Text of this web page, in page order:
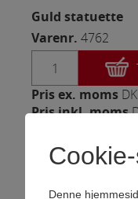
Guld statuette
Varenr. 4762
Pris ex. moms
Pris inkl. moms
En moderne og
statuetter, der på
Denne